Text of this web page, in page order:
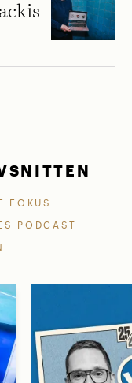
FOKUS
PODCAST